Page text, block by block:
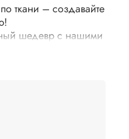
ткани – создавайте
шедевр с нашими
Идеально
сумок,
гарантируют